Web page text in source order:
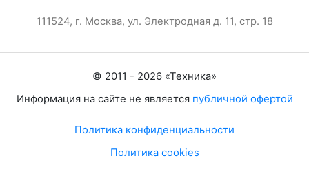
111524, г. Москва, ул. Электродная д. 11, стр. 18
© 2011 - 2026 «Техника»
Информация на сайте не является публичной офертой
Политика конфиденциальности
Политика cookies